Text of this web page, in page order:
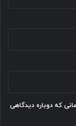
که دوباره دیدگاهی